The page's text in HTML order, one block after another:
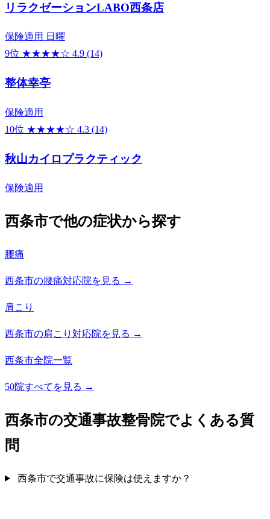
リラクゼーションLABO西条店
保険適用 日曜
9位 ★★★★☆ 4.9 (14)
整体幸亭
保険適用
10位 ★★★★☆ 4.3 (14)
秋山カイロプラクティック
保険適用
西条市で他の症状から探す
腰痛
西条市の腰痛対応院を見る →
肩こり
西条市の肩こり対応院を見る →
西条市全院一覧
50院すべてを見る →
西条市の交通事故整骨院でよくある質
問
西条市で交通事故に保険は使えますか？